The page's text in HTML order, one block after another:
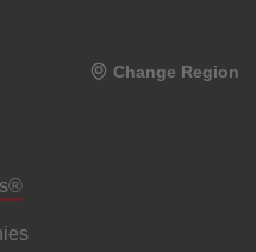
Change Region
footer